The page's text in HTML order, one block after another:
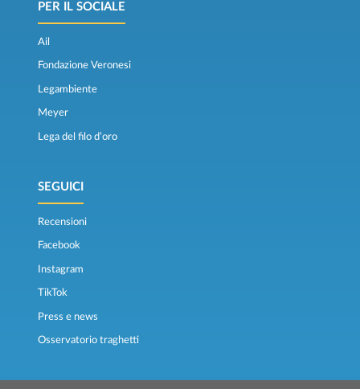
PER IL SOCIALE
Ail
Fondazione Veronesi
Legambiente
Meyer
Lega del filo d’oro
SEGUICI
Recensioni
Facebook
Instagram
TikTok
Press e news
Osservatorio traghetti